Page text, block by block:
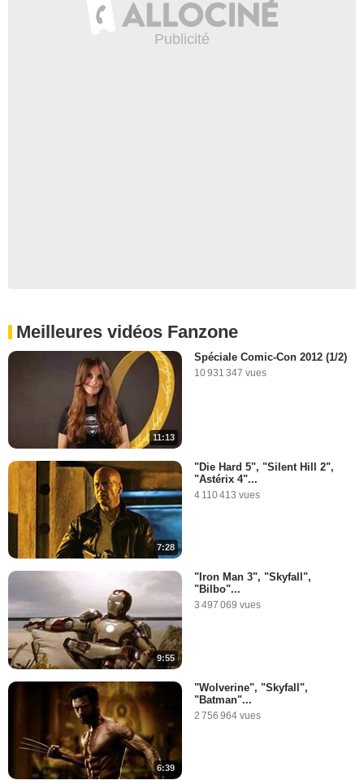
Meilleures vidéos Fanzone
11:13
Spéciale Comic-Con 2012 (1/2)
10 931 347 vues
7:28
"Die Hard 5", "Silent Hill 2",
"Astérix 4"...
4 110 413 vues
9:55
"Iron Man 3", "Skyfall",
"Bilbo"...
3 497 069 vues
6:39
"Wolverine", "Skyfall",
"Batman"...
2 756 964 vues